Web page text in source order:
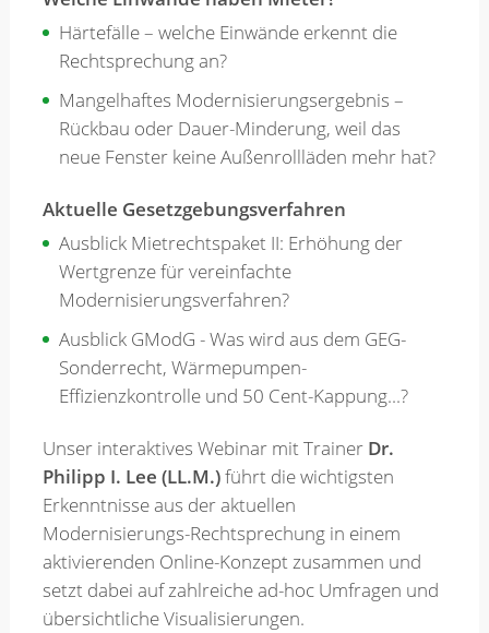
Härtefälle – welche Einwände erkennt die
Rechtsprechung an?
Mangelhaftes Modernisierungsergebnis –
Rückbau oder Dauer-Minderung, weil das
neue Fenster keine Außenrollläden mehr hat?
Aktuelle Gesetzgebungsverfahren
Ausblick Mietrechtspaket II: Erhöhung der
Wertgrenze für vereinfachte
Modernisierungsverfahren?
Ausblick GModG - Was wird aus dem GEG-
Sonderrecht, Wärmepumpen-
Effizienzkontrolle und 50 Cent-Kappung...?
Unser interaktives Webinar mit Trainer Dr.
Philipp I. Lee (LL.M.)führt die wichtigsten
Erkenntnisse aus der aktuellen
Modernisierungs-Rechtsprechung in einem
aktivierenden Online-Konzept zusammen und
setzt dabei auf zahlreiche ad-hoc Umfragen und
übersichtliche Visualisierungen.